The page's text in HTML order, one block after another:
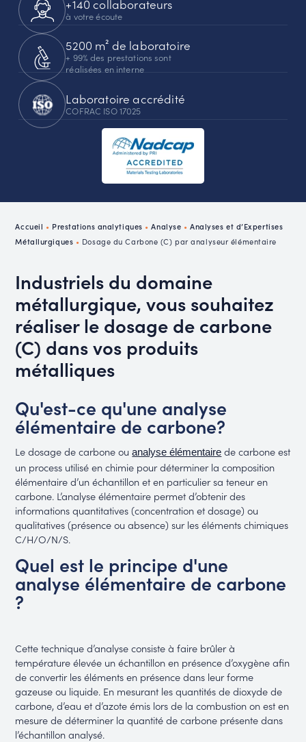
+140 collaborateurs
à votre écoute
5200 m² de laboratoire
+ 99% des prestations sont
réalisées en interne
Laboratoire accrédité
COFRAC ISO 17025
Accueil • Prestations analytiques •Analyse • Analyses et d’Expertises
Métallurgiques • Dosage du Carbone (C) par analyseur élémentaire
Industriels du domaine
métallurgique, vous souhaitez
réaliser le dosage de carbone
(C) dans vos produits
métalliques
Qu'est-ce qu'une analyse
élémentaire de carbone?
Le dosage de carbone ouanalyse élémentaire de carbone est
un process utilisé en chimie pour déterminer la composition
élémentaire d’un échantillon et en particulier sa teneur en
carbone. L’analyse élémentaire permet d’obtenir des
informations quantitatives (concentration et dosage) ou
qualitatives (présence ou absence) sur les éléments chimiques
C/H/O/N/S.
Quel est le principe d'une
analyse élémentaire de carbone
?
Cette technique d’analyse consiste à faire brûler à
température élevée un échantillon en présence d’oxygène afin
de convertir les éléments en présence dans leur forme
gazeuse ou liquide. En mesurant les quantités de dioxyde de
carbone, d’eau et d’azote émis lors de la combustion on est en
mesure de déterminer la quantité de carbone présente dans
l’échantillon analysé.